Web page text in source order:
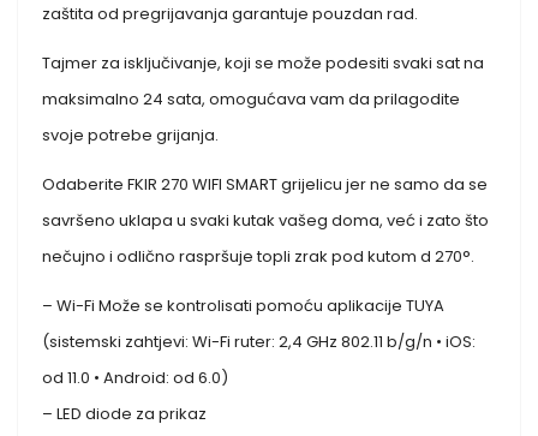
zaštita od pregrijavanja garantuje pouzdan rad.
Tajmer za isključivanje, koji se može podesiti svaki sat na
maksimalno 24 sata, omogućava vam da prilagodite
svoje potrebe grijanja.
Odaberite FKIR 270 WIFI SMART grijelicu jer ne samo da se
savršeno uklapa u svaki kutak vašeg doma, već i zato što
nečujno i odlično raspršuje topli zrak pod kutom d 270°.
– Wi-Fi Može se kontrolisati pomoću aplikacije TUYA
(sistemski zahtjevi: Wi-Fi ruter: 2,4 GHz 802.11 b/g/n • iOS:
od 11.0 • Android: od 6.0)
– LED diode za prikaz